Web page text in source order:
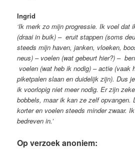
Ingrid
‘Ik merk zo mijn progressie. Ik voel dat
(draai in buik) – eruit stappen (soms
steeds mijn haven, janken, vloeken,
neus) – voelen (wat gebeurt hier?) –
voelen (wat heb ik nodig) – actie (vaak
piketpalen slaan en duidelijk zijn). Dus
ik voorlopig niet meer nodig. Er zijn
bobbels, maar ik kan ze zelf opvangen.
korter en voelen steeds minder zwaar.
bedreven in.’
Op verzoek anoniem: